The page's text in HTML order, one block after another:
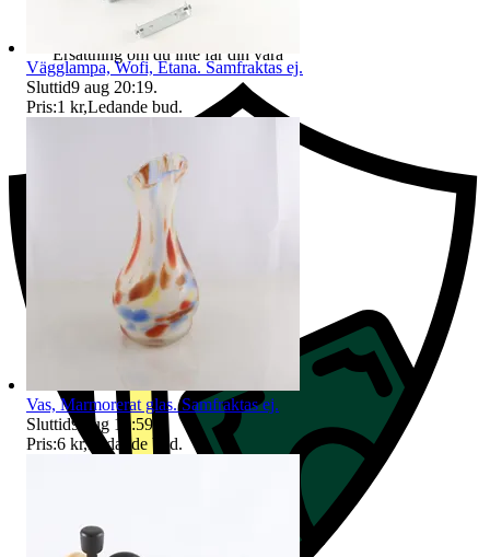
Ersättning om du inte får din vara
Vägglampa, Wofi, Etana. Samfraktas ej.
Sluttid9 aug 20:19.
Pris:1 kr,Ledande bud.
Vas, Marmorerat glas. Samfraktas ej.
Sluttid9 aug 19:59
Pris:6 kr,Ledande bud.